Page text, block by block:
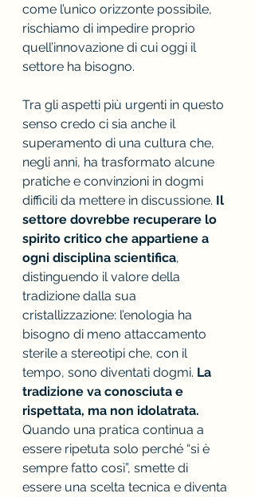
come l’unico orizzonte possibile,
rischiamo di impedire proprio
quell’innovazione di cui oggi il
settore ha bisogno.
Tra gli aspetti più urgenti in questo
senso credo ci sia anche il
superamento di una cultura che,
negli anni, ha trasformato alcune
pratiche e convinzioni in dogmi
difficili da mettere in discussione. Il
settore dovrebbe recuperare lo
spirito critico che appartiene a
ogni disciplina scientifica,
distinguendo il valore della
tradizione dalla sua
cristallizzazione: l’enologia ha
bisogno di meno attaccamento
sterile a stereotipi che, con il
tempo, sono diventati dogmi. La
tradizione va conosciuta e
rispettata, ma non idolatrata.
Quando una pratica continua a
essere ripetuta solo perché “si è
sempre fatto così”, smette di
essere una scelta tecnica e diventa